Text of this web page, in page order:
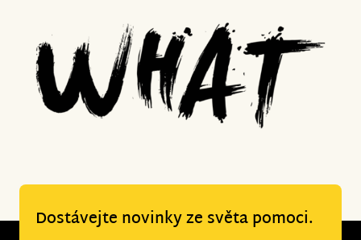
Dostávejte novinky ze světa pomoci.